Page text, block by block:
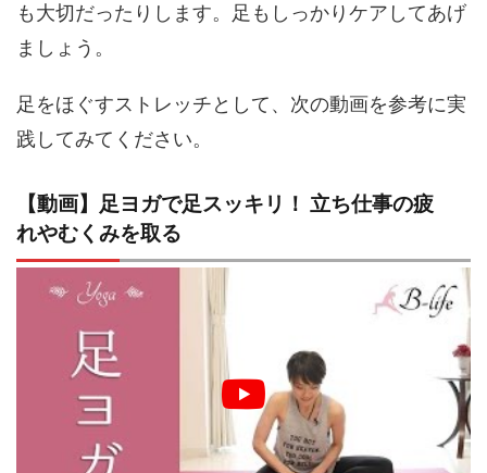
も大切だったりします。足もしっかりケアしてあげ
ましょう。
足をほぐすストレッチとして、次の動画を参考に実
践してみてください。
【動画】足ヨガで足スッキリ！ 立ち仕事の疲
れやむくみを取る